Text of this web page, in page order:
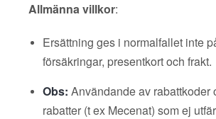
Allmänna villkor:
Ersättning ges i normalfallet inte
försäkringar, presentkort och frakt.
Obs: Användande av rabattkoder
rabatter (t ex Mecenat) som ej